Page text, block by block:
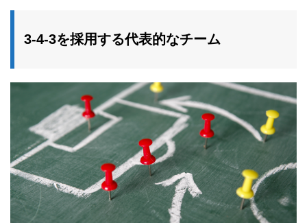
3-4-3を採用する代表的なチーム